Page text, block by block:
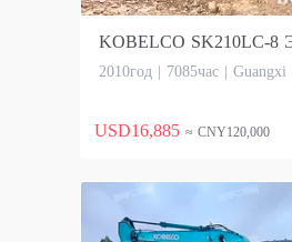
KOBELCO SK210LC-8
2010год | 7085час | Guangxi
USD16,885 ≈ CNY120,000